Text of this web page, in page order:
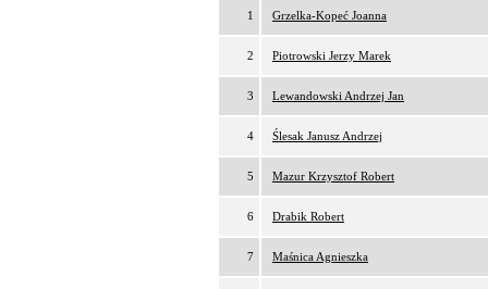
1 Grzelka-Kopeć Joanna
2 Piotrowski Jerzy Marek
3 Lewandowski Andrzej Jan
4 Ślesak Janusz Andrzej
5 Mazur Krzysztof Robert
6 Drabik Robert
7 Maśnica Agnieszka